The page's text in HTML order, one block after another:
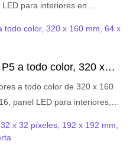
para interiores P3 mm se
para interiores en
en el mercado, tiene
en términos de
resume los defectos de
continuamente. Las
LED P4 SMD2121
según sus necesidades.
a todo color, 320 x
1/16
a todo color de 320 x 160
panel LED para interiores,
con productos
sobresalientes